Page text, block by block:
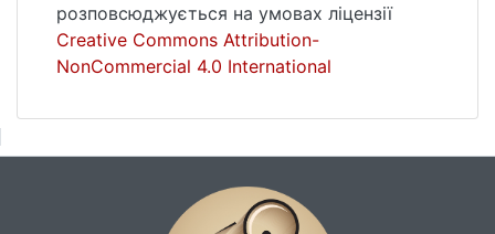
розповсюджується на умовах ліцензії
Creative Commons Attribution-
NonCommercial 4.0 International